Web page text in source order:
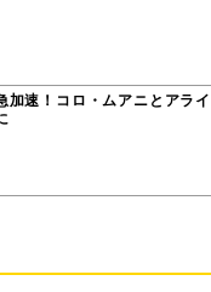
加速！コロ・ムアニとアライ